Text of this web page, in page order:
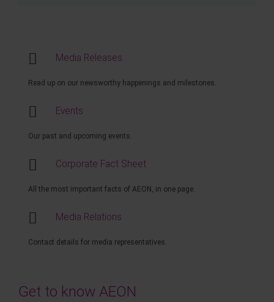
Media Releases
Read up on our newsworthy happenings and milestones.
Events
Our past and upcoming events.
Corporate Fact Sheet
All the most important facts of AEON, in one page.
Media Relations
Contact details for media representatives.
Get to know AEON